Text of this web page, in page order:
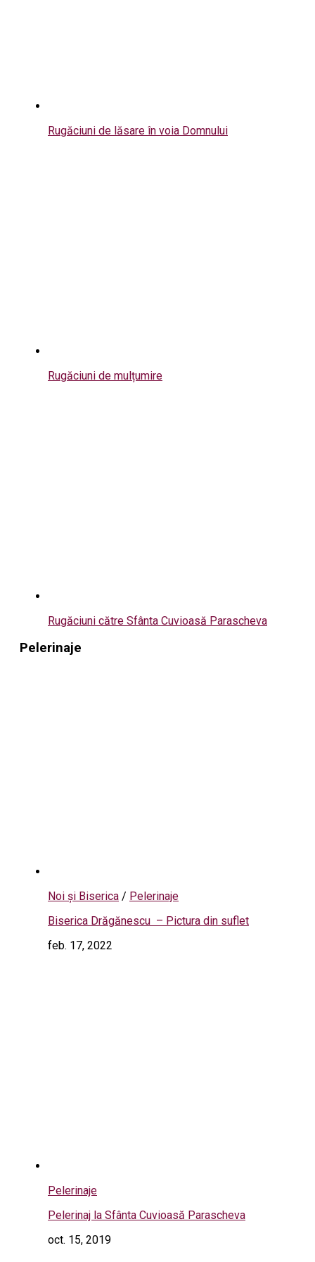
Rugăciuni de lăsare în voia Domnului
Rugăciuni de mulțumire
Rugăciuni către Sfânta Cuvioasă Parascheva
Pelerinaje
Noi și Biserica / Pelerinaje
Biserica Drăgănescu – Pictura din suflet
feb. 17, 2022
Pelerinaje
Pelerinaj la Sfânta Cuvioasă Parascheva
oct. 15, 2019